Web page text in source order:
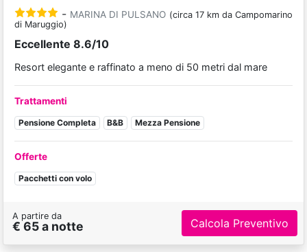
- MARINA DI PULSANO (circa 17 km da Campomarino
di Maruggio)
Eccellente 8.6/10
Resort elegante e raffinato a meno di 50 metri dal mare
Trattamenti
Pensione Completa B&B Mezza Pensione
Offerte
Pacchetti con volo
A partire da
€ 65 a notte Calcola Preventivo